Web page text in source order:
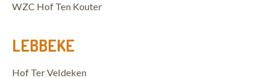
WZC Hof Ten Kouter
LEBBEKE
Hof Ter Veldeken